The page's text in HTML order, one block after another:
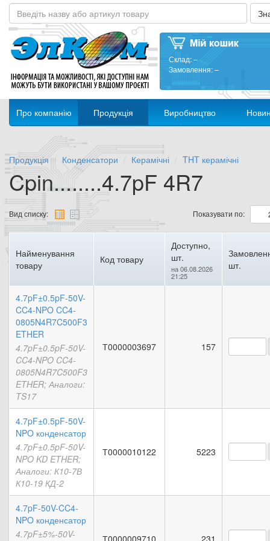
Склад:–
Замовлення:–
Про компанію Продукція Виробництво
Продукція Конденсатори Керамічні THT керамічні
Cpin........4.7pF 4R7
Вид списку: Показувати по:
Найменування
товару
Код товару
Доступно,
шт.
на 06.08.2026
21:25
шт.
4.7pF±0.5pF-50V-
CC4-NPO CC4-
0805N4R7C500F3
ETHER
4.7pF±0.5pF-50V-
CC4-NPO CC4-
0805N4R7C500F3
ETHER; Аналоги:
TS17
Т0000003697 157
4.7pF±0.5pF-50V-
NPO конденсатор
4.7pF±0.5pF-50V-
NPO KD ETHER;
Аналоги: К10-7В
К10-19 КД-2
Т0000010122 5223
4.7pF-50V-CC4-
NPO конденсатор
4.7pF±5%-50V-
Т0000009710 231